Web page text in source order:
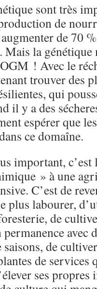
sont très
de
de 70
la génétique
! Avec le
trouver des
qui
il y a des
espérer que
ce domaîne.
important, c’est
» à une
C’est de
plus labourer,
de
avec
saisons, de
de services
ses